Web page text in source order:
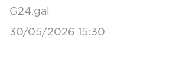
G24.gal
30/05/2026 15:30